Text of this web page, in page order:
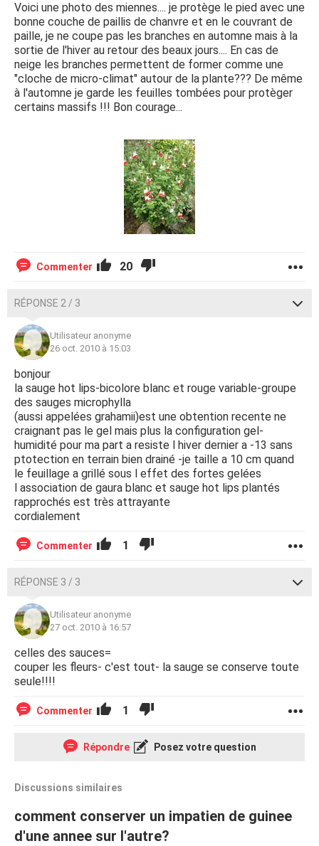
Voici une photo des miennes.... je protège le pied avec une
bonne couche de paillis de chanvre et en le couvrant de
paille, je ne coupe pas les branches en automne mais à la
sortie de l'hiver au retour des beaux jours.... En cas de
neige les branches permettent de former comme une
"cloche de micro-climat" autour de la plante??? De même
à l'automne je garde les feuilles tombées pour protèger
certains massifs !!! Bon courage...
Commenter 20
RÉPONSE 2 / 3
Utilisateur anonyme
26 oct. 2010 à 15:03
bonjour
la sauge hot lips-bicolore blanc et rouge variable-groupe
des sauges microphylla
(aussi appelées grahamii)est une obtention recente ne
craignant pas le gel mais plus la configuration gel-
humidité pour ma part a resiste l hiver dernier a -13 sans
ptotection en terrain bien drainé -je taille a 10 cm quand
le feuillage a grillé sous l effet des fortes gelées
l association de gaura blanc et sauge hot lips plantés
rapprochés est très attrayante
cordialement
Commenter 1
RÉPONSE 3 / 3
Utilisateur anonyme
27 oct. 2010 à 16:57
celles des sauces=
couper les fleurs- c'est tout- la sauge se conserve toute
seule!!!!
Commenter 1
Répondre Posez votre question
Discussions similaires
comment conserver un impatien de guinee
d'une annee sur l'autre?